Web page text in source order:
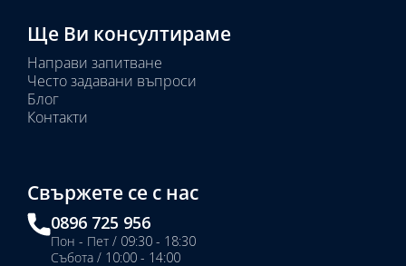
Ще Ви консултираме
Направи запитване
Често задавани въпроси
Блог
Контакти
Свържете се с нас
0896 725 956
Пон - Пет / 09:30 - 18:30
Събота / 10:00 - 14:00